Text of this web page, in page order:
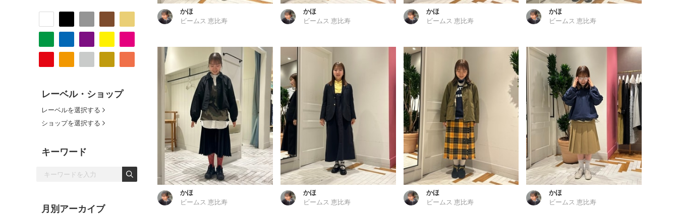
レーベル・ショップ
レーベルを選択する
ショップを選択する
キーワード
月別アーカイブ
かほ
ビームス 恵比寿
かほ
ビームス 恵比寿
かほ
ビームス 恵比寿
かほ
ビームス 恵比寿
かほ
ビームス 恵比寿
かほ
ビームス 恵比寿
かほ
ビームス 恵比寿
かほ
ビームス 恵比寿